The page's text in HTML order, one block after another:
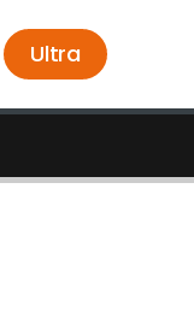
Ultra